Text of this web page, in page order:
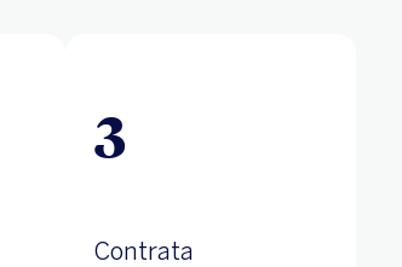
3
Contrata